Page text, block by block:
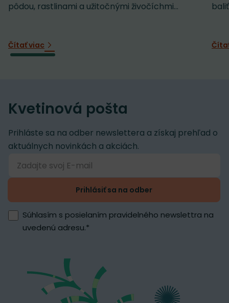
pôdou, rastlinami a užitočnými živočíchmi...
Čítať viac
Kvetinová pošta
Prihláste sa na odber newslettera a získaj prehľad o
aktuálnych novinkách a akciách.
Prihlásiť sa na odber
Súhlasím s posielaním pravidelného newslettra na
uvedenú adresu.*